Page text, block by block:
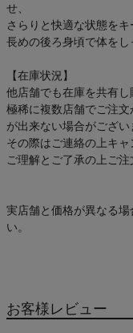
せ、
さらりと快適な状態をキ
長めの後ろ身頃で体をし
【在庫状況】
他店舗でも在庫を共有し
極稀に複数店舗でご注
が出来ない場合がござい
その際はご連絡の上キ
ご理解とご了承の上ご注
実店舗と価格が異なる
い。
お客様レビュー